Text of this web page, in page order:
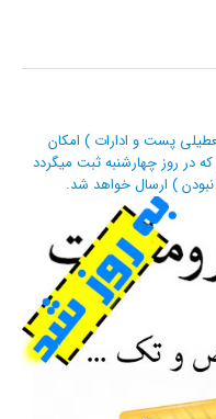
پست و ادارات ) امکان
در روز چهارشنبه ثبت میگردد
) ارسال خواهد شد.